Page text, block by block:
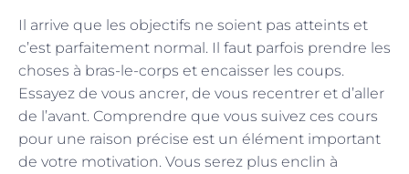
Il arrive que les objectifs ne soient pas atteints et
c’est parfaitement normal. Il faut parfois prendre les
choses à bras-le-corps et encaisser les coups.
Essayez de vous ancrer, de vous recentrer et d’aller
de l’avant. Comprendre que vous suivez ces cours
pour une raison précise est un élément important
de votre motivation. Vous serez plus enclin à